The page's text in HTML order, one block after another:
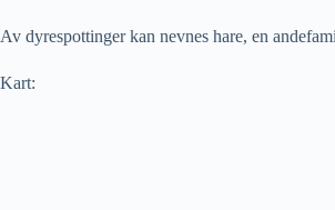
Av dyrespottinger kan nevnes hare, en
Kart: